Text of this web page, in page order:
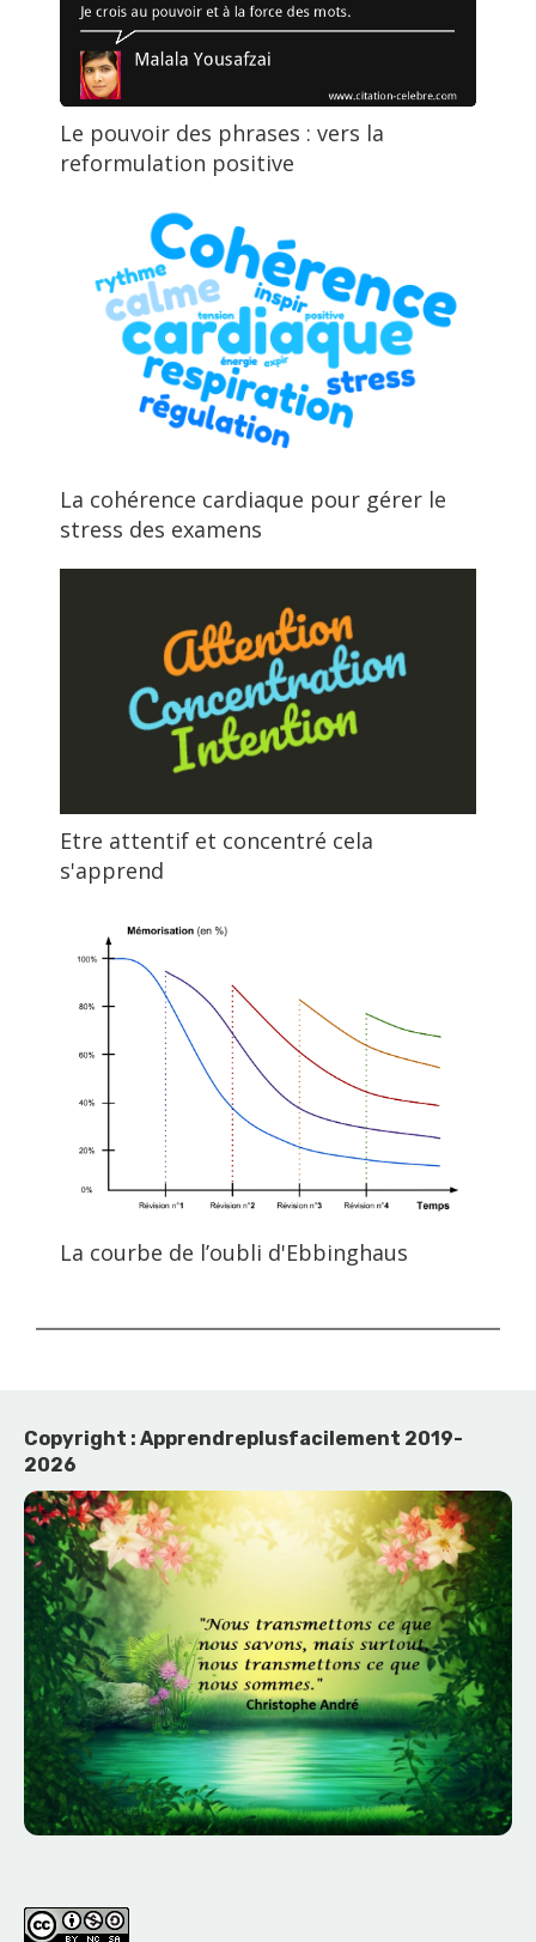
Le pouvoir des phrases : vers la
reformulation positive
La cohérence cardiaque pour gérer le
stress des examens
Etre attentif et concentré cela
s'apprend
La courbe de l’oubli d'Ebbinghaus
Copyright : Apprendreplusfacilement 2019-
2026